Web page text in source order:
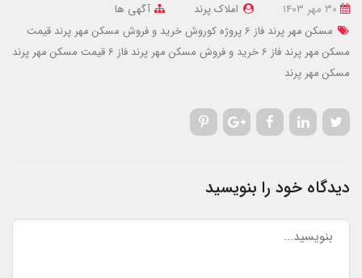
املاک پرند
آگهی ها
مسکن مهر پرند فاز 6 پروژه کوروش
خرید و فروش مسکن مهر پرند قیمت
مسکن مهر پرند فاز 6
خرید و فروش مسکن مهر پرند فاز 6
قیمت مسکن مهر پرند
مسکن مهر پرند
دیدگاه خود را بنویسید